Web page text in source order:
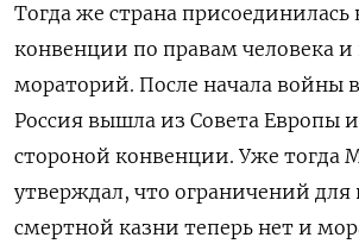
Тогда же страна присоединилась
конвенции по правам человека и
мораторий. После начала войны
Россия вышла из Совета Европы
стороной конвенции. Уже тогда
утверждал, что ограничений
смертной казни теперь нет и